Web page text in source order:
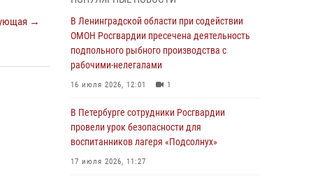
→
Петербургские росгвардейцы обнаружили
объявленный в розыск автомобиль, ранее
использовавшийся при совершении кражи в
В Зеленогорске сотрудники Росгвардии, став
очевидцами серьезного ДТП, вызвали на
В Ленинградской области при содействии
ОМОН Росгвардии пресечена деятельность
подпольного рыбного производства с
рабочими-нелегалами
16 июля 2026, 12:01 1
В Петербурге сотрудники Росгвардии
провели урок безопасности для
воспитанников лагеря «Подсолнух»
17 июля 2026, 11:27